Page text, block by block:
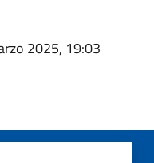
2025, 19:03